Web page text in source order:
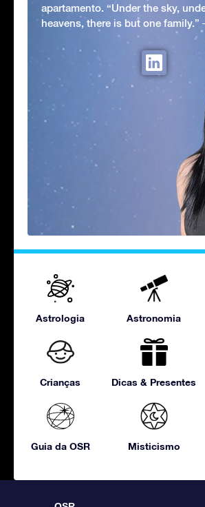
apartamento. “Under the sky,
heavens, there is but one
Astrologia Astronomia
Crianças Dicas & Presentes
Guia da OSR Misticismo